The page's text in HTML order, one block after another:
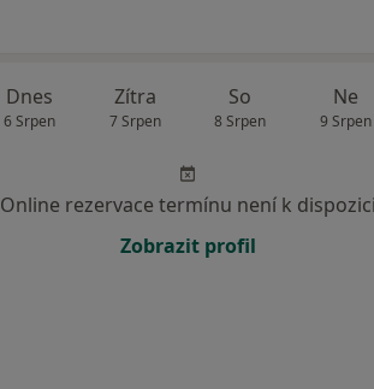
Dnes
6 Srpen
Zítra
7 Srpen
So
8 Srpen
Ne
9 Srpen
Online rezervace termínu není k dispozici
Zobrazit profil